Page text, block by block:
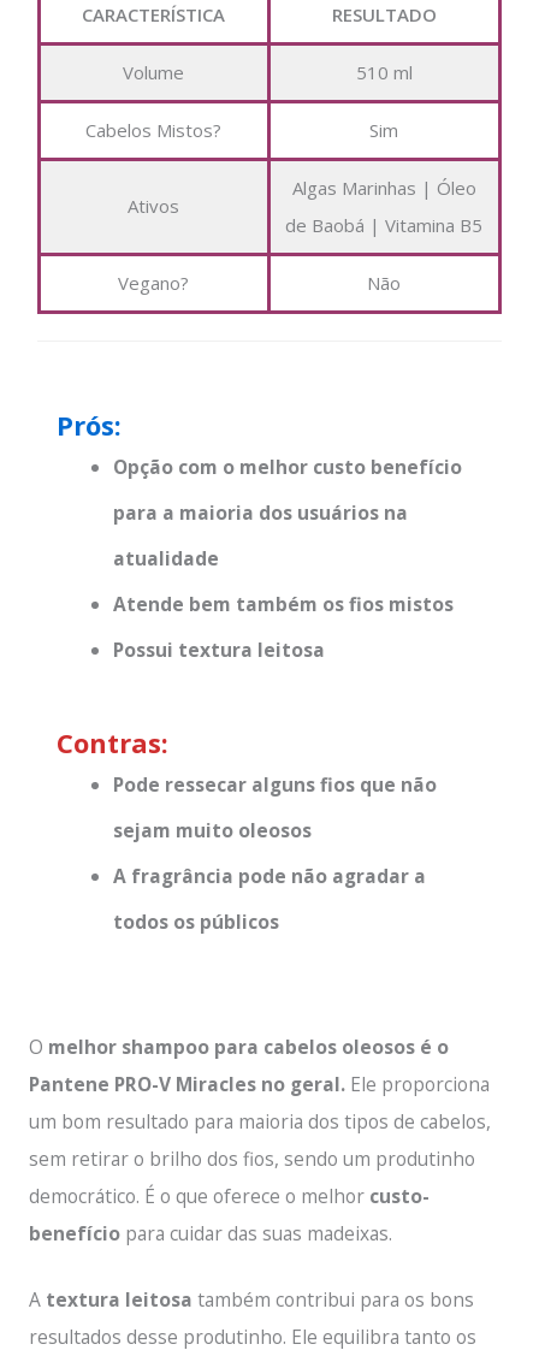
CARACTERÍSTICA RESULTADO
Volume 510 ml
Cabelos Mistos? Sim
Ativos
Algas Marinhas | Óleo
de Baobá | Vitamina B5
Vegano? Não
Prós:
Opção com o melhor custo benefício
para a maioria dos usuários na
atualidade
Atende bem também os fios mistos
Possui textura leitosa
Contras:
Pode ressecar alguns fios que não
sejam muito oleosos
A fragrância pode não agradar a
todos os públicos
O melhor shampoo para cabelos oleosos é o
Pantene PRO-V Miracles no geral.Ele proporciona
um bom resultado para maioria dos tipos de cabelos,
sem retirar o brilho dos fios, sendo um produtinho
democrático. É o que oferece o melhor custo-
benefício para cuidar das suas madeixas.
A textura leitosa também contribui para os bons
resultados desse produtinho. Ele equilibra tanto os